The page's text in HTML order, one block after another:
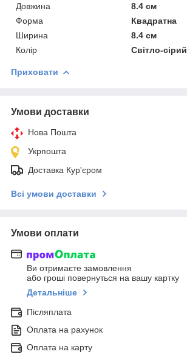
Довжина
8.4 см
Форма
Квадратна
Ширина
8.4 см
Колір
Світло-сірий
Приховати
Умови доставки
Нова Пошта
Укрпошта
Доставка Кур'єром
Всі умови доставки
Умови оплати
Ви отримаєте замовлення
або гроші повернуться на вашу картку
Детальніше
Післяплата
Оплата на рахунок
Оплата на карту